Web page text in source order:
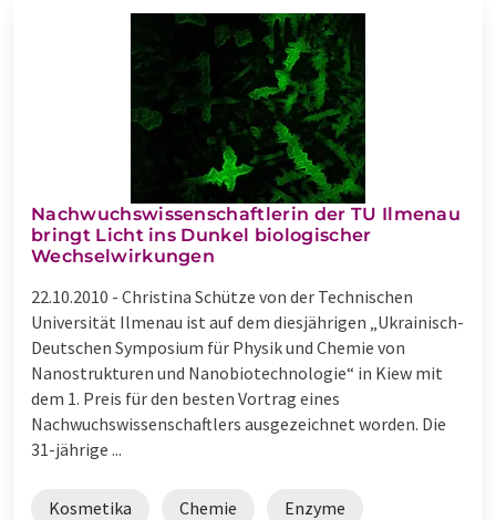
Nachwuchswissenschaftlerin der TU Ilmenau
bringt Licht ins Dunkel biologischer
Wechselwirkungen
22.10.2010 - Christina Schütze von der Technischen
Universität Ilmenau ist auf dem diesjährigen „Ukrainisch-
Deutschen Symposium für Physik und Chemie von
Nanostrukturen und Nanobiotechnologie“ in Kiew mit
dem 1. Preis für den besten Vortrag eines
Nachwuchswissenschaftlers ausgezeichnet worden. Die
31-jährige ...
Kosmetika Chemie Enzyme